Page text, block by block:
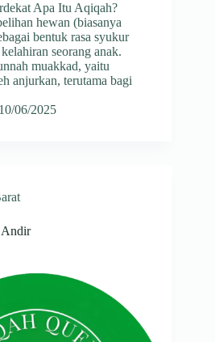
Apa Itu Aqiqah?
hewan (biasanya
bentuk rasa syukur
seorang anak.
muakkad, yaitu
anjurkan, terutama bagi
10/06/2025
Andir